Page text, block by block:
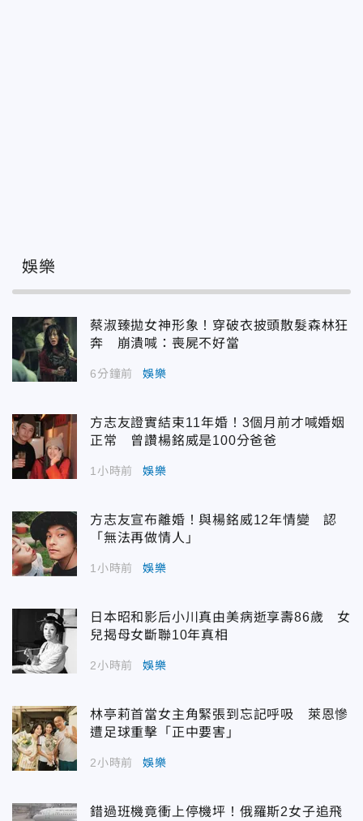
娛樂
蔡淑臻拋女神形象！穿破衣披頭散髮森林狂
奔 崩潰喊：喪屍不好當
6分鐘前 娛樂
方志友證實結束11年婚！3個月前才喊婚姻
正常 曾讚楊銘威是100分爸爸
1小時前 娛樂
方志友宣布離婚！與楊銘威12年情變 認
「無法再做情人」
1小時前 娛樂
日本昭和影后小川真由美病逝享壽86歲 女
兒揭母女斷聯10年真相
2小時前 娛樂
林亭莉首當女主角緊張到忘記呼吸 萊恩慘
遭足球重擊「正中要害」
2小時前 娛樂
錯過班機竟衝上停機坪！俄羅斯2女子追飛